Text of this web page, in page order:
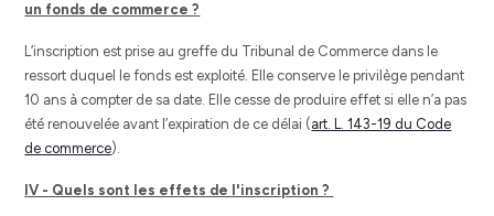
un fonds de commerce ?
L’inscription est prise au greffe du Tribunal de Commerce dans le
ressort duquel le fonds est exploité. Elle conserve le privilège pendant
10 ans à compter de sa date. Elle cesse de produire effet si elle n’a pas
été renouvelée avant l’expiration de ce délai (art. L. 143-19 du Code
de commerce).
IV - Quels sont les effets de l'inscription ?